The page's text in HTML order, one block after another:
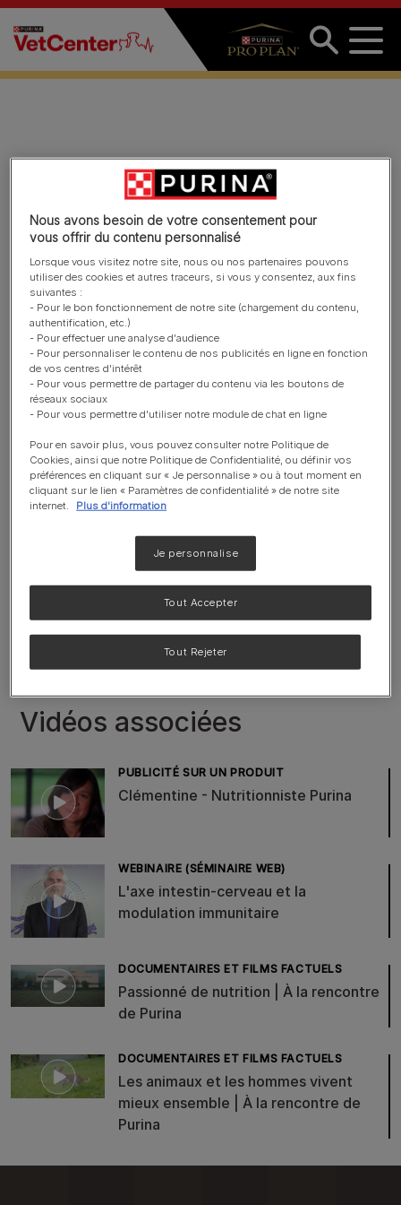
Aller au contenu principal
David - Nutritionniste
Purina
nutrition et de la santé des animaux de
Retour
Vidéos associées
PUBLICITÉ SUR UN PRODUIT
Clémentine - Nutritionniste Purina
WEBINAIRE (SÉMINAIRE WEB)
L'axe intestin-cerveau et la
modulation immunitaire
DOCUMENTAIRES ET FILMS FACTUELS
Passionné de nutrition | À la rencontre
de Purina
DOCUMENTAIRES ET FILMS FACTUELS
Les animaux et les hommes vivent
mieux ensemble | À la rencontre de
Purina
Nous avons besoin de votre consentement pour
vous offrir du contenu personnalisé
Lorsque vous visitez notre site, nous ou nos partenaires pouvons
utiliser des cookies et autres traceurs, si vous y consentez, aux fins
suivantes :
- Pour le bon fonctionnement de notre site (chargement du contenu,
authentification, etc.)
- Pour effectuer une analyse d'audience
- Pour personnaliser le contenu de nos publicités en ligne en fonction
de vos centres d'intérêt
- Pour vous permettre de partager du contenu via les boutons de
réseaux sociaux
- Pour vous permettre d'utiliser notre module de chat en ligne
Pour en savoir plus, vous pouvez consulter notre Politique de
Cookies, ainsi que notre Politique de Confidentialité, ou définir vos
préférences en cliquant sur « Je personnalise » ou à tout moment en
cliquant sur le lien « Paramètres de confidentialité » de notre site
internet.
Plus d'information
Je personnalise
Tout Rejeter
Tout Accepter